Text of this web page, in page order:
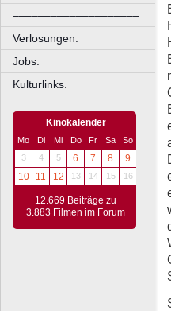
––––––––––––––––––––
Verlosungen.
Jobs.
Kulturlinks.
Kinokalender
Mo Di Mi Do Fr Sa
So
3
4 5 6 7 8
9
10
11 12 13 14 15 16
12.669 Beiträge zu
3.883 Filmen im Forum